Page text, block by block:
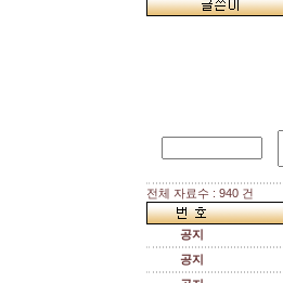
전체 자료수 : 940 건
공지
공지